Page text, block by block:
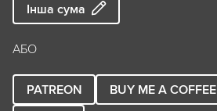
Інша сума
АБО
PATREON BUY ME A COFFEE